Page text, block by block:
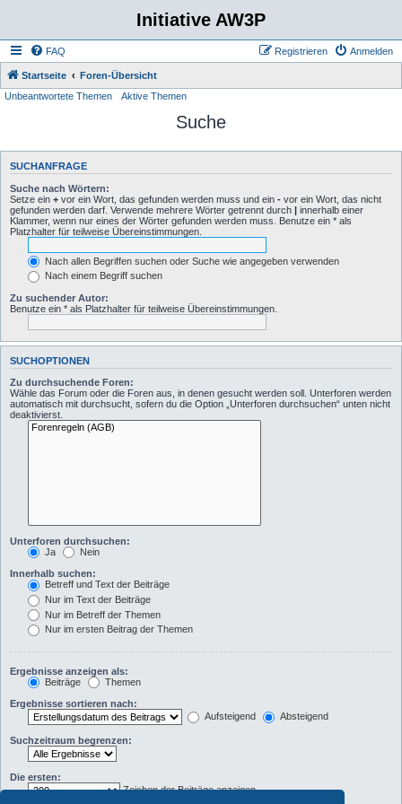
Initiative AW3P
FAQ Anmelden
Registrieren
Startseite
Foren-Übersicht
Unbeantwortete Themen
Aktive Themen
Suche
SUCHANFRAGE
Suche nach Wörtern:
Setze ein + vor ein Wort, das gefunden werden muss und ein - vor ein Wort, das nicht
gefunden werden darf. Verwende mehrere Wörter getrennt durch | innerhalb einer
Klammer, wenn nur eines der Wörter gefunden werden muss. Benutze ein * als
Platzhalter für teilweise Übereinstimmungen.
Nach allen Begriffen suchen oder Suche wie angegeben verwenden
Nach einem Begriff suchen
Zu suchender Autor:
Benutze ein * als Platzhalter für teilweise Übereinstimmungen.
SUCHOPTIONEN
Zu durchsuchende Foren:
Wähle das Forum oder die Foren aus, in denen gesucht werden soll. Unterforen werden
automatisch mit durchsucht, sofern du die Option „Unterforen durchsuchen“ unten nicht
deaktivierst.
Unterforen durchsuchen:
Ja
Nein
Innerhalb suchen:
Betreff und Text der Beiträge
Nur im Text der Beiträge
Nur im Betreff der Themen
Nur im ersten Beitrag der Themen
Ergebnisse anzeigen als:
Beiträge
Themen
Ergebnisse sortieren nach:
Aufsteigend
Absteigend
Suchzeitraum begrenzen:
Die ersten:
Zeichen der Beiträge anzeigen